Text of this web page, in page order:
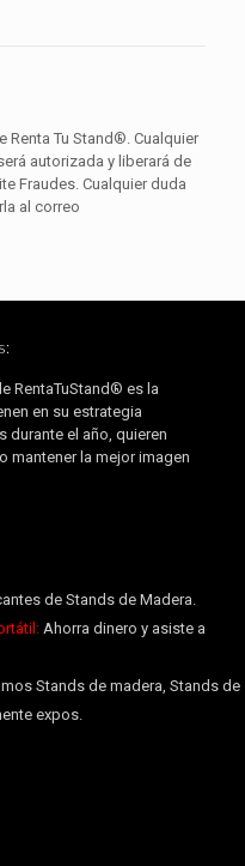
Tu Stand®. Cualquier
autorizada y liberará de
Fraudes. Cualquier duda
al correo
RentaTuStand® es la
en su estrategia
durante el año, quieren
mantener la mejor imagen
de Stands de Madera.
Ahorra dinero y asiste a
Stands de madera, Stands de
expos.